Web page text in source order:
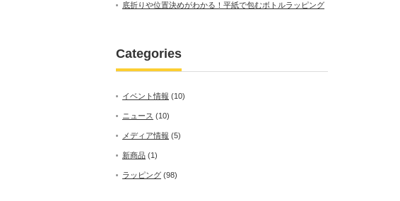
底折りや位置決めがわかる！平紙で包むボトルラッピング
Categories
イベント情報 (10)
ニュース (10)
メディア情報 (5)
新商品 (1)
ラッピング (98)